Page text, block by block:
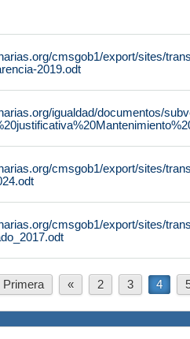
cmsgob1/export/sites/
2019.odt
igualdad/documentos/
cmsgob1/export/sites/
cmsgob1/export/sites/
Primera « 2 3 4